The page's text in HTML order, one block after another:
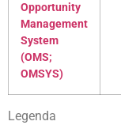
Opportunity
Management
System
(OMS;
OMSYS)
Legenda